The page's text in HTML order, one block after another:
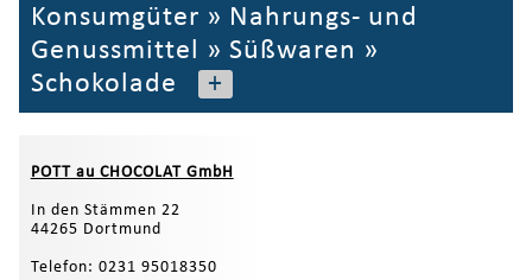
Konsumgüter » Nahrungs- und
Genussmittel
» Süßwaren »
Schokolade
+
POTT au CHOCOLAT GmbH
In den Stämmen 22
44265 Dortmund
Telefon: 0231 95018350